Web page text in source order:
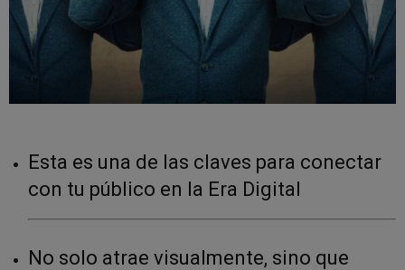
Esta es una de las claves para conectar
con tu público en la Era Digital
No solo atrae visualmente, sino que